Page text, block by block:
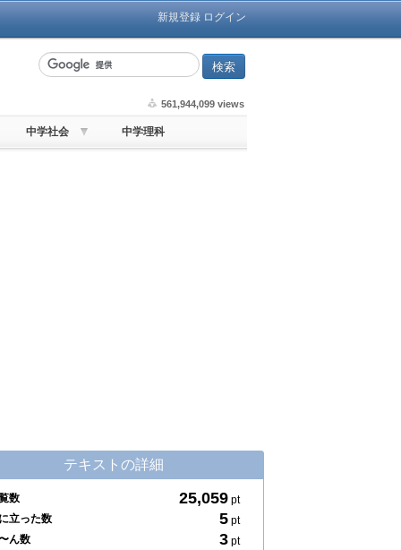
新規登録 ログイン
561,944,099 views
中学社会 中学理科
テキストの詳細
数 25,059 pt
立った数
5 pt
ん数
3 pt